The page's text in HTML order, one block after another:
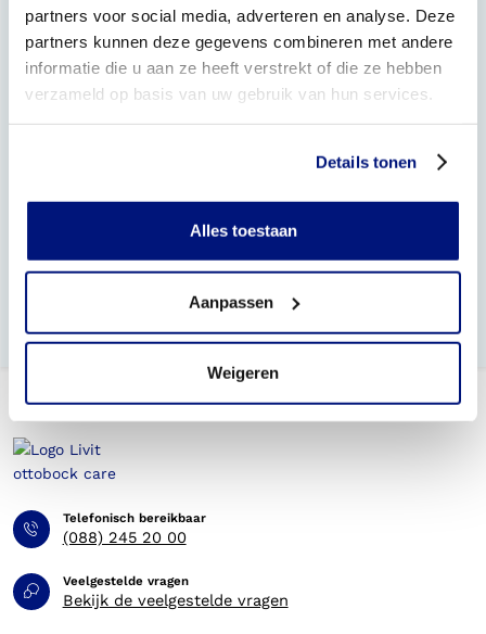
partners voor social media, adverteren en analyse. Deze
partners kunnen deze gegevens combineren met andere
informatie die u aan ze heeft verstrekt of die ze hebben
verzameld op basis van uw gebruik van hun services.
Details tonen
Alles toestaan
Aanpassen
Weigeren
Informatie vergoedingen Steunzolen
Informatie vergoedingen Orthopedische schoenen
Informatie vergoedingen Orthesen (braces)
bekijk het overzicht
Telefonisch bereikbaar
(088) 245 20 00
Veelgestelde vragen
Bekijk de veelgestelde vragen